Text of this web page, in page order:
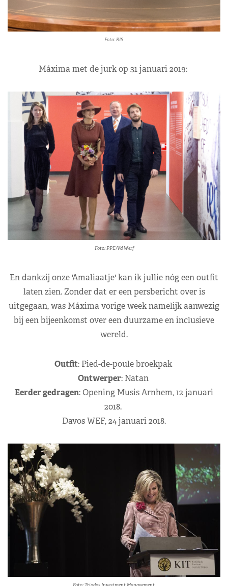
Foto: BIS
Máxima met de jurk op 31 januari 2019:
Foto: PPE/Vd Werf
En dankzij onze 'Amaliaatje' kan ik jullie nóg een outfit
laten zien. Zonder dat er een persbericht over is
uitgegaan, was Máxima vorige week namelijk aanwezig
bij een bijeenkomst over een duurzame en inclusieve
wereld.
Outfit: Pied-de-poule broekpak
Ontwerper: Natan
Eerder gedragen: Opening Musis Arnhem, 12 januari
2018.
Davos WEF, 24 januari 2018.
Foto: Triodos Investment Management